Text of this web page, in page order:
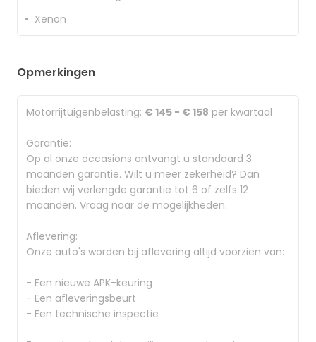
Xenon
Opmerkingen
Motorrijtuigenbelasting: € 145 - € 158 per kwartaal
Garantie:
Op al onze occasions ontvangt u standaard 3
maanden garantie. Wilt u meer zekerheid? Dan
bieden wij verlengde garantie tot 6 of zelfs 12
maanden. Vraag naar de mogelijkheden.
Aflevering:
Onze auto's worden bij aflevering altijd voorzien van:
- Een nieuwe APK-keuring
- Een afleveringsbeurt
- Een technische inspectie